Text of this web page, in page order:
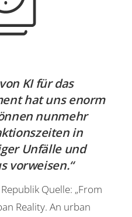
KI für das
hat uns enorm
nunmehr
in
Unfälle und
vorweisen.“
Quelle: „From
Reality. An urban